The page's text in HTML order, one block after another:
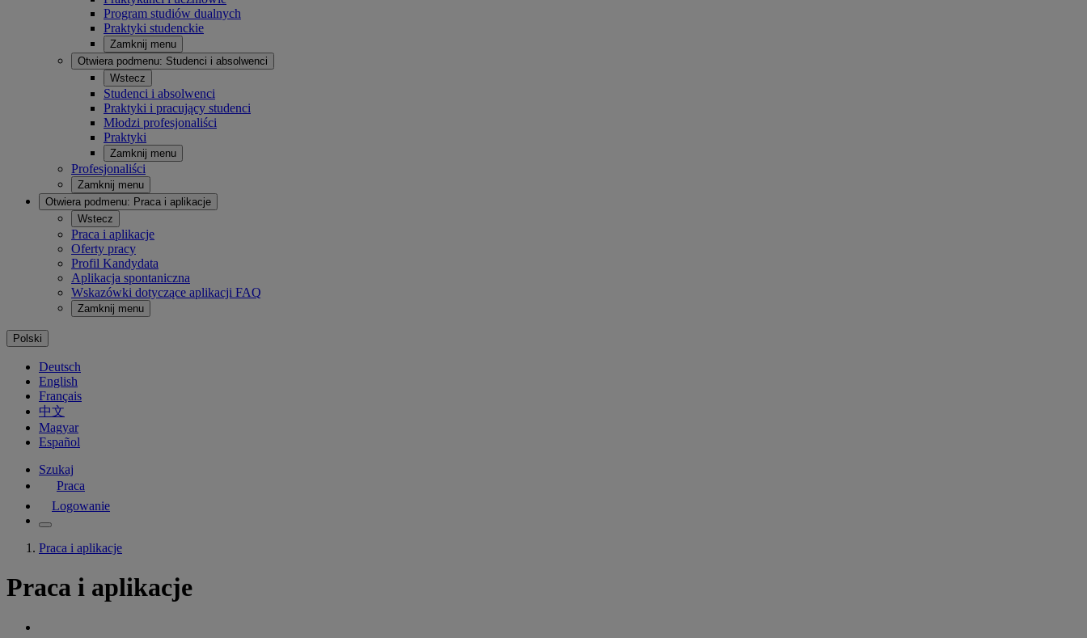
Program studiów dualnych
Praktyki studenckie
Zamknij menu
Otwiera podmenu: Studenci i absolwenci
Wstecz
Studenci i absolwenci
Praktyki i pracujący studenci
Młodzi profesjonaliści
Praktyki
Zamknij menu
Profesjonaliści
Zamknij menu
Otwiera podmenu: Praca i aplikacje
Wstecz
Praca i aplikacje
Oferty pracy
Profil Kandydata
Aplikacja spontaniczna
Wskazówki dotyczące aplikacji FAQ
Zamknij menu
Polski
Deutsch
English
Français
中文
Magyar
Español
Szukaj
Praca
Logowanie
Praca i aplikacje
Praca i aplikacje